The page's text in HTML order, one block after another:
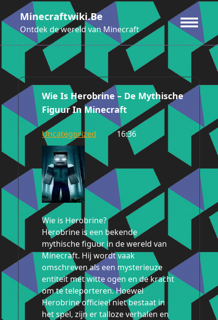
naar
de
inhoud
Minecraftwiki.be
Ontdek de wereld van Minecraft
Wie Is Herobrine – De Mythische
Figuur In Minecraft
Uncategorized 16:36
Wie is Herobrine?
Herobrine is een bekende
mythische figuur in de wereld van
Minecraft. Hij wordt vaak
omschreven als een mysterieuze
entiteit met witte ogen en de kracht
om te teleporteren. Hoewel
Herobrine officieel niet bestaat in
het spel, zijn er talloze verhalen en